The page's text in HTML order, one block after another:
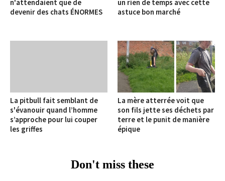
n'attendaient que de
devenir des chats ÉNORMES
un rien de temps avec cette
astuce bon marché
La pitbull fait semblant de
s'évanouir quand l’homme
s’approche pour lui couper
les griffes
La mère atterrée voit que
son fils jette ses déchets par
terre et le punit de manière
épique
Don't miss these